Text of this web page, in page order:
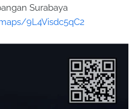
Surabaya
9L4Visdc5qC2